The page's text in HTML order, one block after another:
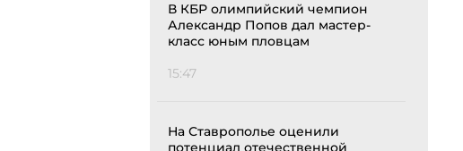
В КБР олимпийский чемпион
Александр Попов дал мастер-
класс юным пловцам
15:47
На Ставрополье оценили